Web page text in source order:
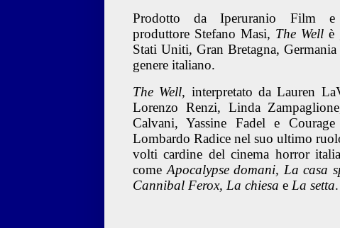
Prodotto da Iperuranio Film e
produttore Stefano Masi, The Wellè
Stati Uniti, Gran Bretagna,
genere italiano.
The Well, interpretato daLauren
Lorenzo Renzi, Linda
Calvani, Yassine Fadel e
Lombardo Radice nel suo ultimo
volti cardine del cinema horror
come Apocalypse domani, La casa
Cannibal Ferox, La chiesa e La setta.